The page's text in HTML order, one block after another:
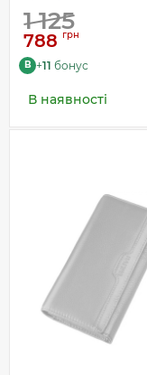
1 125
788 грн
B +11 бонус
В наявності